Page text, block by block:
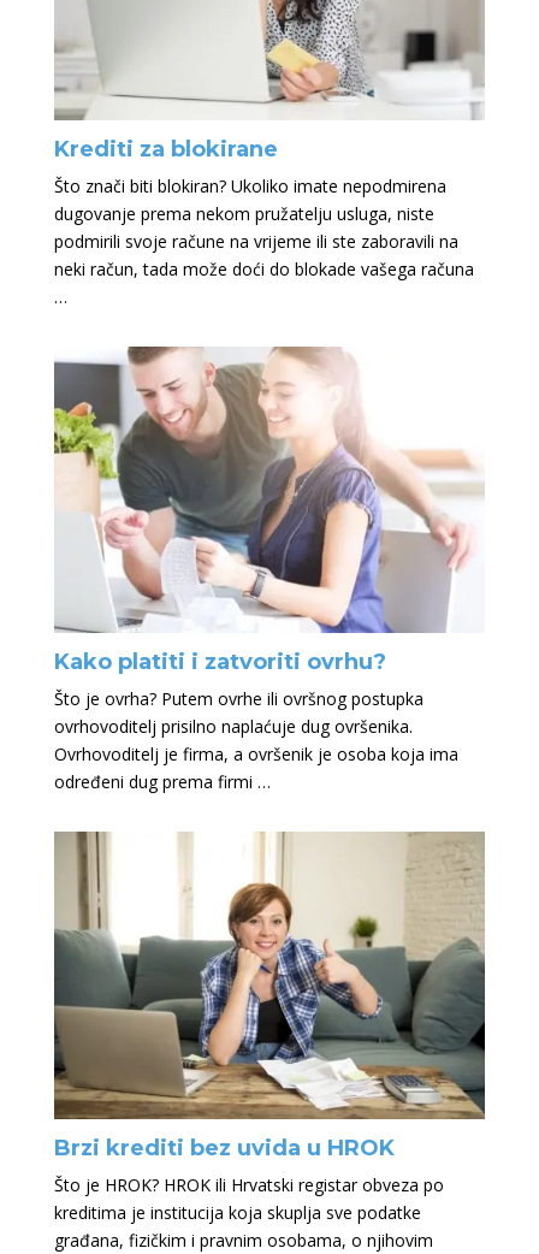
Krediti za blokirane
Što znači biti blokiran? Ukoliko imate nepodmirena
dugovanje prema nekom pružatelju usluga, niste
podmirili svoje račune na vrijeme ili ste zaboravili na
neki račun, tada može doći do blokade vašega računa
…
Kako platiti i zatvoriti ovrhu?
Što je ovrha? Putem ovrhe ili ovršnog postupka
ovrhovoditelj prisilno naplaćuje dug ovršenika.
Ovrhovoditelj je firma, a ovršenik je osoba koja ima
određeni dug prema firmi …
Brzi krediti bez uvida u HROK
Što je HROK? HROK ili Hrvatski registar obveza po
kreditima je institucija koja skuplja sve podatke
građana, fizičkim i pravnim osobama, o njihovim